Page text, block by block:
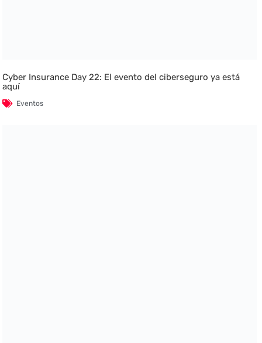
Cyber Insurance Day 22: El evento del ciberseguro ya está
aquí
Eventos